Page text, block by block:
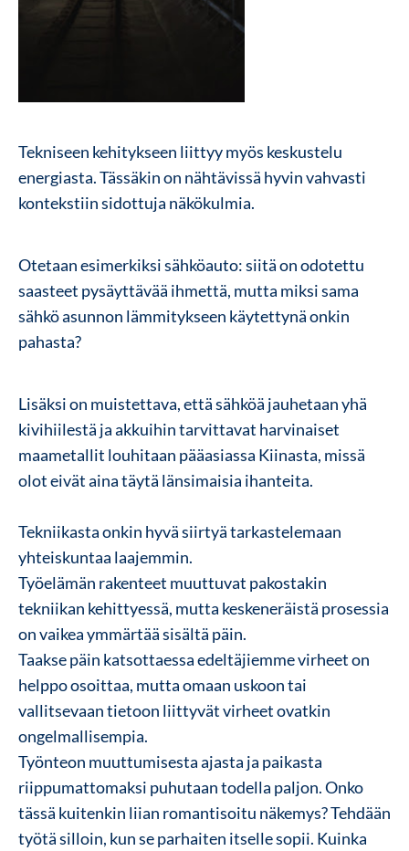
Tekniseen kehitykseen liittyy myös keskustelu
energiasta. Tässäkin on nähtävissä hyvin vahvasti
kontekstiin sidottuja näkökulmia.
Otetaan esimerkiksi sähköauto: siitä on odotettu
saasteet pysäyttävää ihmettä, mutta miksi sama
sähkö asunnon lämmitykseen käytettynä onkin
pahasta?
Lisäksi on muistettava, että sähköä jauhetaan yhä
kivihiilestä ja akkuihin tarvittavat harvinaiset
maametallit louhitaan pääasiassa Kiinasta, missä
olot eivät aina täytä länsimaisia ihanteita.
Tekniikasta onkin hyvä siirtyä tarkastelemaan
yhteiskuntaa laajemmin.
Työelämän rakenteet muuttuvat pakostakin
tekniikan kehittyessä, mutta keskeneräistä prosessia
on vaikea ymmärtää sisältä päin.
Taakse päin katsottaessa edeltäjiemme virheet on
helppo osoittaa, mutta omaan uskoon tai
vallitsevaan tietoon liittyvät virheet ovatkin
ongelmallisempia.
Työnteon muuttumisesta ajasta ja paikasta
riippumattomaksi puhutaan todella paljon. Onko
tässä kuitenkin liian romantisoitu näkemys? Tehdään
työtä silloin, kun se parhaiten itselle sopii. Kuinka